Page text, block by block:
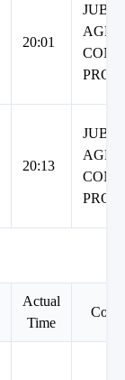
20:01
AGRI
20:13
AGRI
Actual
Time